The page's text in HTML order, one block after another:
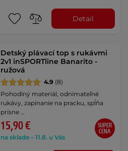
Detail
Detský plávací top s rukávmi
2v1 inSPORTline Banarito -
ružová
4.9 (8)
Pohodlný materiál, odnímateľné
rukávy, zapínanie na pracku, spĺňa
prísne …
15,90 €
na sklade – 11.8. u Vás
SUPER
CENA